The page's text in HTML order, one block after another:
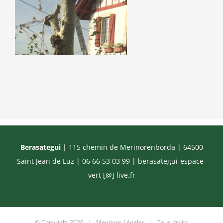
Berasategui| 115 chemin de Merinorenborda | 64500
Saint Jean de Luz | 06 66 53 03 99 | berasategui-espace-
vert [@] live.fr